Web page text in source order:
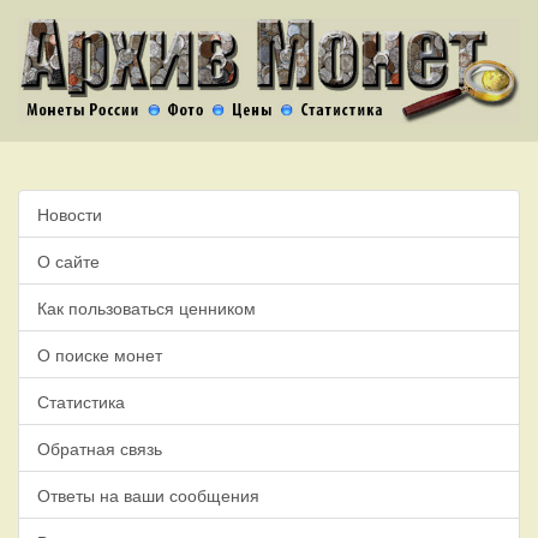
Новости
О сайте
Как пользоваться ценником
О поиске монет
Статистика
Обратная связь
Ответы на ваши сообщения